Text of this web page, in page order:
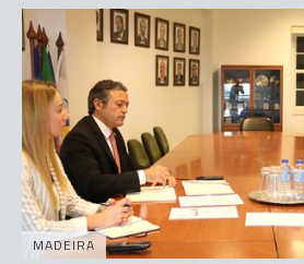
MADEIRA